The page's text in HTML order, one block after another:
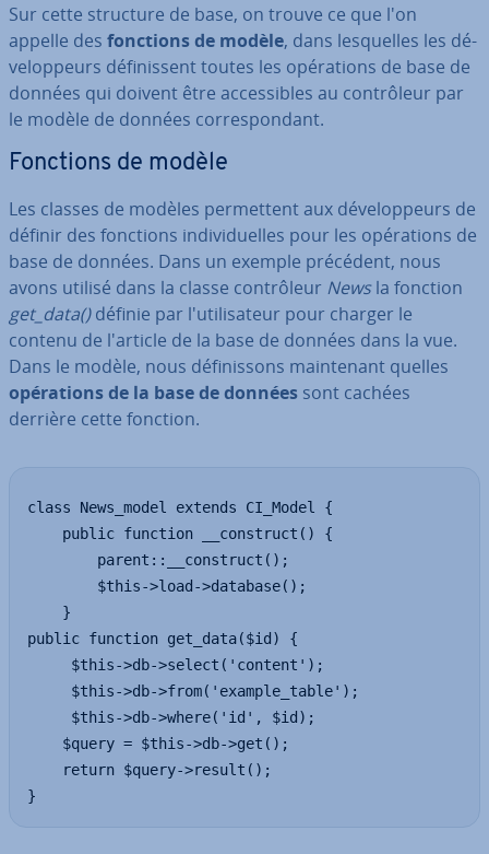
Sur cette structure de base, on trouve ce que l'on
appelle des fonctions de modèle, dans les­quelles les dé­
ve­lop­peurs dé­fi­nis­sent toutes les opé­ra­tions de base de
données qui doivent être ac­ces­sibles au con­trô­leur par
le modèle de données cor­res­pon­dant.
Fonctions de modèle
Les classes de modèles per­met­tent aux dé­ve­lop­peurs de
définir des fonctions in­di­vi­duelles pour les opé­ra­tions de
base de données. Dans un exemple précédent, nous
avons utilisé dans la classe con­trô­leur Newsla fonction
get_data()définie par l'uti­li­sa­teur pour charger le
contenu de l'article de la base de données dans la vue.
Dans le modèle, nous dé­fi­nis­sons main­te­nant quelles
opé­ra­tions de la base de données sont cachées
derrière cette fonction.
class News_model extends CI_Model {
    public function __construct() {
        parent::__construct();
        $this->load->database();
    }
public function get_data($id) {
     $this->db->select('content');
     $this->db->from('example_table');
     $this->db->where('id', $id);
    $query = $this->db->get();
    return $query->result();
}